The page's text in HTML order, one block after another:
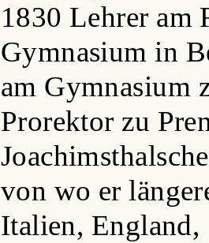
1830 Lehrer am
Gymnasium in
am Gymnasium
Prorektor zu
von wo er
Italien, England,